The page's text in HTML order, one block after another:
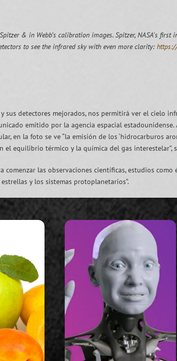
& in Webb’s calibration images. Spitzer, NASA's first
to see the infrared sky with even more clarity:
sus detectores mejorados, nos permitirá ver el cielo
emitido por la agencia espacial
en la foto se ve “la emisión de los ‘hidrocarburos
equilibrio térmico y la química del gas interestelar”,
comenzar las observaciones científicas, estudios
y los sistemas protoplanetarios”.